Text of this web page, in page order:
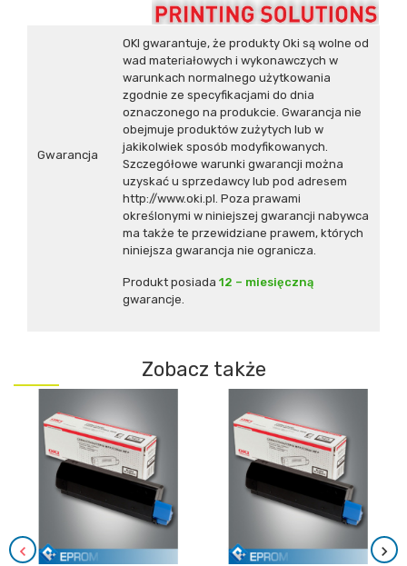
Gwarancja
OKI gwarantuje, że produkty Oki są wolne od
wad materiałowych i wykonawczych w
warunkach normalnego użytkowania
zgodnie ze specyfikacjami do dnia
oznaczonego na produkcie. Gwarancja nie
obejmuje produktów zużytych lub w
jakikolwiek sposób modyfikowanych.
Szczegółowe warunki gwarancji można
uzyskać u sprzedawcy lub pod adresem
http://www.oki.pl . Poza prawami
określonymi w niniejszej gwarancji nabywca
ma także te przewidziane prawem, których
niniejsza gwarancja nie ogranicza.
Produkt posiada 12 – miesięczną
gwarancje.
Zobacz także